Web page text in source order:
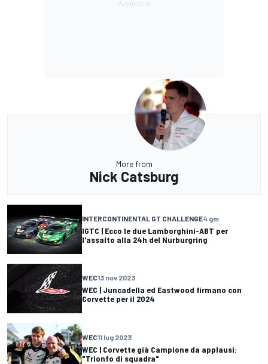
More from
Nick Catsburg
INTERCONTINENTAL GT CHALLENGE4 gm
IGTC | Ecco le due Lamborghini-ABT per
l'assalto alla 24h del Nurburgring
WEC13 nov 2023
WEC | Juncadella ed Eastwood firmano con
Corvette per il 2024
WEC11 lug 2023
WEC | Corvette già Campione da applausi:
"Trionfo di squadra"